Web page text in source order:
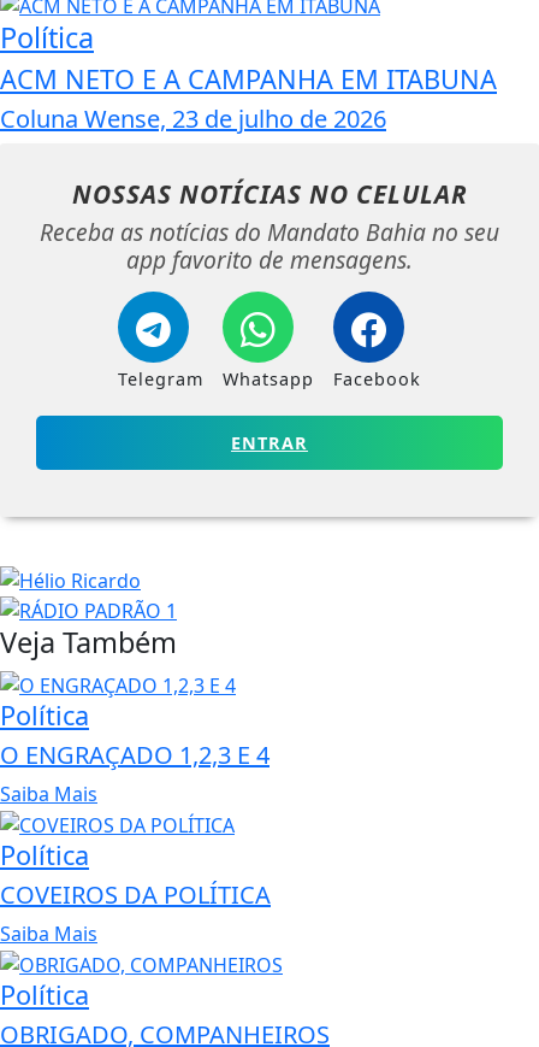
Política
ACM NETO E A CAMPANHA EM ITABUNA
Coluna Wense, 23 de julho de 2026
NOSSAS NOTÍCIAS NO CELULAR
Receba as notícias do Mandato Bahia no seu
app favorito de mensagens.
Telegram Whatsapp Facebook
ENTRAR
Veja Também
Política
O ENGRAÇADO 1,2,3 E 4
Saiba Mais
Política
COVEIROS DA POLÍTICA
Saiba Mais
Política
OBRIGADO, COMPANHEIROS